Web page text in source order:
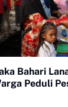
Bahari
Peduli